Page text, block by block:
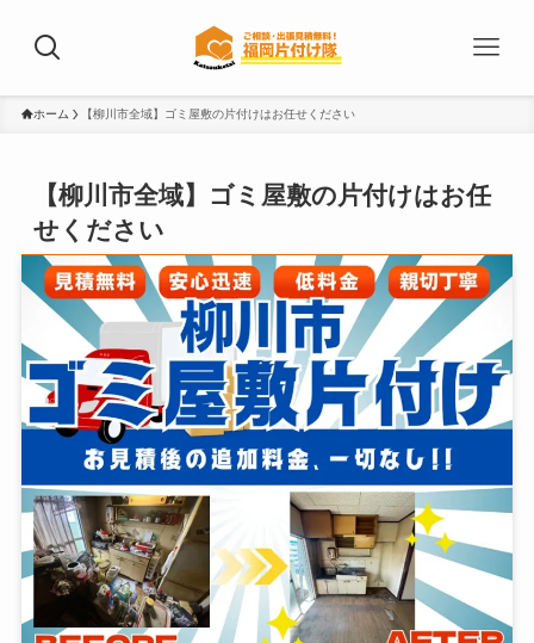
ホーム 【柳川市全域】ゴミ屋敷の片付けはお任せください
【柳川市全域】ゴミ屋敷の片付けはお任
せください